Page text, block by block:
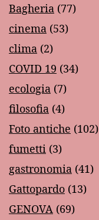
Bagheria (77)
cinema (53)
clima (2)
COVID 19 (34)
ecologia (7)
filosofia (4)
Foto antiche (102)
fumetti (3)
gastronomia (41)
Gattopardo (13)
GENOVA (69)